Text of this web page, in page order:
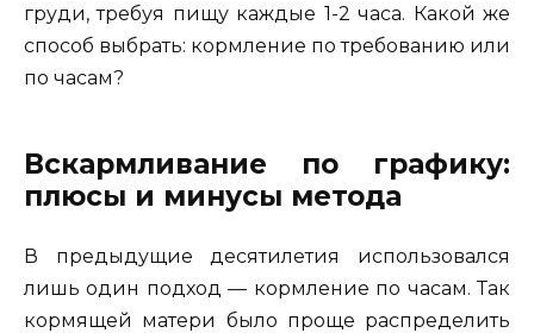
груди, требуя пищу каждые 1-2 часа. Какой же
способ выбрать: кормление по требованию или
по часам?
Вскармливание по графику:
плюсы и минусы метода
В предыдущие десятилетия использовался
лишь один подход — кормление по часам. Так
кормящей матери было проще распределить